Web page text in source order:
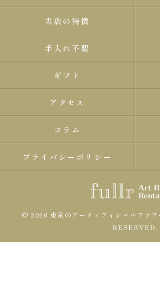
当店の特徴
手入れ不要
ギフト
アクセス
コラム
プライバシーポリシー
© 2026 東京のアーティフィシャルフ
RESERVED.